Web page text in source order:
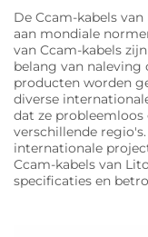
De Ccam-kabels
aan mondiale
van Ccam-kabels
belang van naleving
producten worden
diverse
dat ze
verschillende
internationale
Ccam-kabels van
specificaties en